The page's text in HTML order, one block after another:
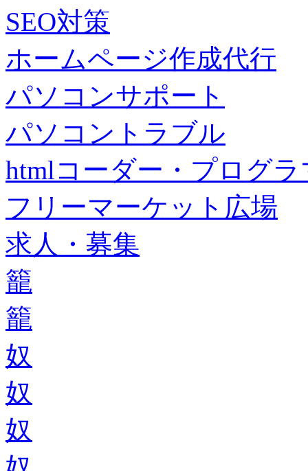
SEO対策
ホームページ作成代行
パソコンサポート
パソコントラブル
htmlコーダー・プログラ
フリーマーケット広場
求人・募集
籠
籠
奴
奴
奴